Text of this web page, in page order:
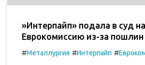
»Интерпайп» подала в суд на
Еврокомиссию из-за пошлин
#Металлургия #Интерпайп #